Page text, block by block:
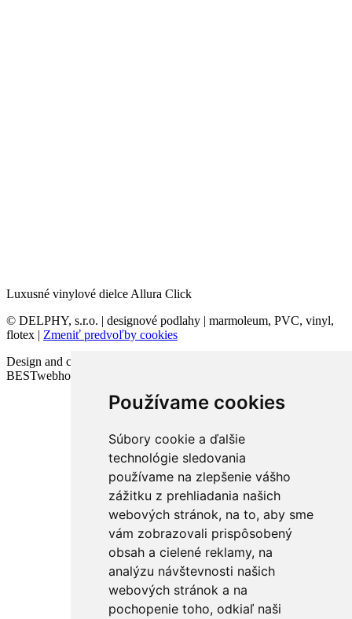
Používame cookies
Súbory cookie a ďalšie
technológie sledovania
používame na zlepšenie vášho
zážitku z prehliadania našich
webových stránok, na to, aby sme
vám zobrazovali prispôsobený
obsah a cielené reklamy, na
analýzu návštevnosti našich
webových stránok a na
pochopenie toho, odkiaľ naši
Luxusné vinylové dielce Allura Click
© DELPHY, s.r.o. | designové podlahy | marmoleum, PVC, vinyl,
flotex | Zmeniť predvoľby cookies
Design and code VICTORY-media.sk | Webhosting
BESTwebhosting.sk | 12.11.2025